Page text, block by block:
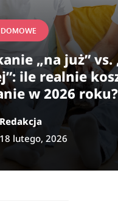
DOMOWE
„na już” vs.
ile realnie
w 2026 roku?
Redakcja
18 lutego, 2026